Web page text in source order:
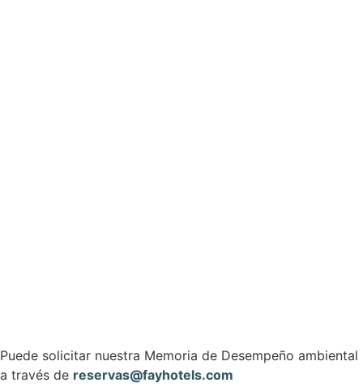
Puede solicitar nuestra Memoria de Desempeño ambiental
a través de reservas@fayhotels.com